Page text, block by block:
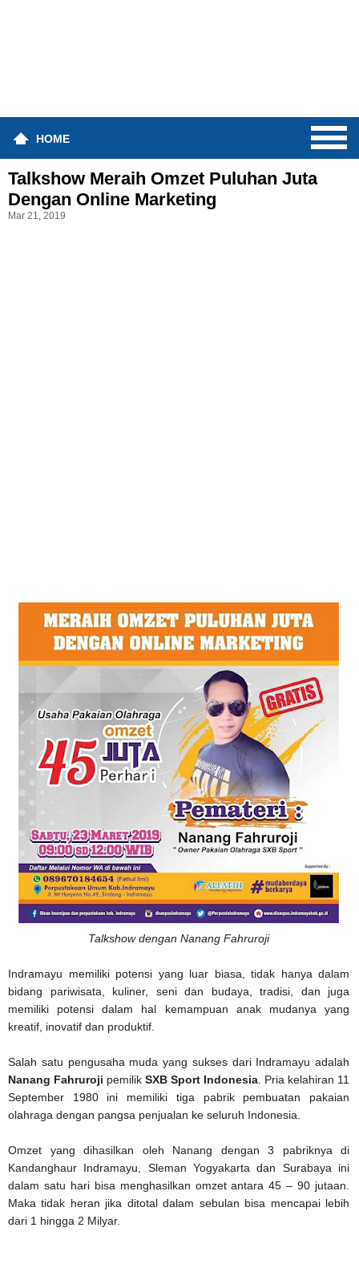
HOME
Talkshow Meraih Omzet Puluhan Juta
Dengan Online Marketing
Mar 21, 2019
Talkshow dengan Nanang Fahruroji
Indramayu memiliki potensi yang luar biasa, tidak hanya dalam
bidang pariwisata, kuliner, seni dan budaya, tradisi, dan juga
memiliki potensi dalam hal kemampuan anak mudanya yang
kreatif, inovatif dan produktif.
Salah satu pengusaha muda yang sukses dari Indramayu adalah
Nanang Fahruroji pemilik SXB Sport Indonesia . Pria kelahiran 11
September 1980 ini memiliki tiga pabrik pembuatan pakaian
olahraga dengan pangsa penjualan ke seluruh Indonesia.
Omzet yang dihasilkan oleh Nanang dengan 3 pabriknya di
Kandanghaur Indramayu, Sleman Yogyakarta dan Surabaya ini
dalam satu hari bisa menghasilkan omzet antara 45 – 90 jutaan.
Maka tidak heran jika ditotal dalam sebulan bisa mencapai lebih
dari 1 hingga 2 Milyar.